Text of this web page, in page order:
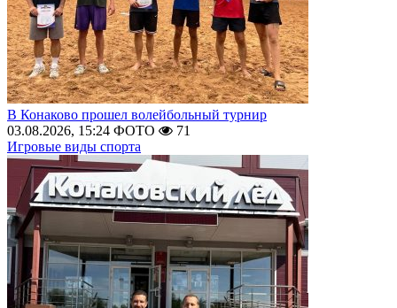
В Конаково прошел волейбольный турнир
03.08.2026, 15:24 ФОТО
71
Игровые виды спорта